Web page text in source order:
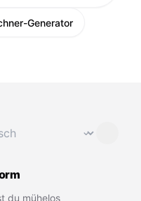
Generator
⌄
du mühelos